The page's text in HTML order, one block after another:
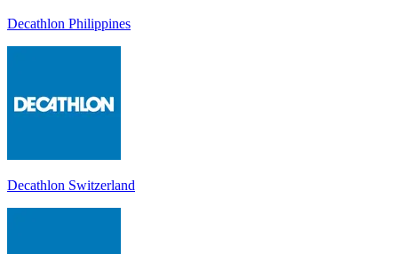
Decathlon Philippines
Decathlon Switzerland